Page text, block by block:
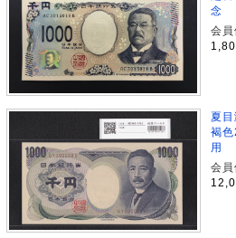
念
会員
夏
褐
用
会員